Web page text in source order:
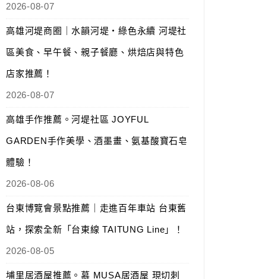
2026-08-07
高雄河堤商圈｜水韻河堤‧綠色永續 河堤社
區美食、早午餐、親子餐廳、烘焙店與特色
店家推薦！
2026-08-07
高雄手作推薦。河堤社區 JOYFUL
GARDEN手作美學、酒墨畫、氨基酸寶石皂
體驗！
2026-08-06
台東博覽會景點推薦｜走進百年車站 台東舊
站，探索全新「台東線 TAITUNG Line」！
2026-08-05
埔里居酒屋推薦。慕 MUSA居酒屋 現切刺